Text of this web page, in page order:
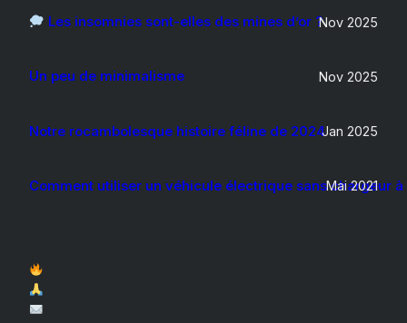
Les insomnies sont-elles des mines d’or ?Nov 2025
Un peu de minimalisme Nov 2025
Notre rocambolesque histoire féline de 2024Jan 2025
Comment utiliser un véhicule électrique sans chargeur
Mai 2021